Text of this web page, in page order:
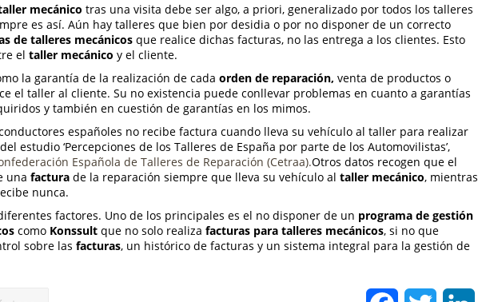
mecánico tras una visita debe ser algo, a priori, generalizado por todos los talleres
es así. Aún hay talleres que bien por desidia o por no disponer de un correcto
de talleres mecánicos que realice dichas facturas, no las entrega a los clientes. Esto
el taller mecánico y el cliente.
la garantía de la realización de cada orden de reparación, venta de productos o
el taller al cliente. Su no existencia puede conllevar problemas en cuanto a garantías
y también en cuestión de garantías en los mimos.
españoles no recibe factura cuando lleva su vehículo al taller para realizar
estudio ‘Percepciones de los Talleres de España por parte de los Automovilistas’,
Española de Talleres de Reparación (Cetraa).Otros datos recogen que el
una factura de la reparación siempre que lleva su vehículo al taller mecánico, mientras
nunca.
factores. Uno de los principales es el no disponer de un programa de gestión
como Konssult que no solo realiza facturas para talleres mecánicos, si no que
sobre las facturas, un histórico de facturas y un sistema integral para la gestión de